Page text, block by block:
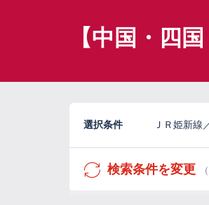
【中国・四
選択条件 ＪＲ姫新線
検索条件を変更